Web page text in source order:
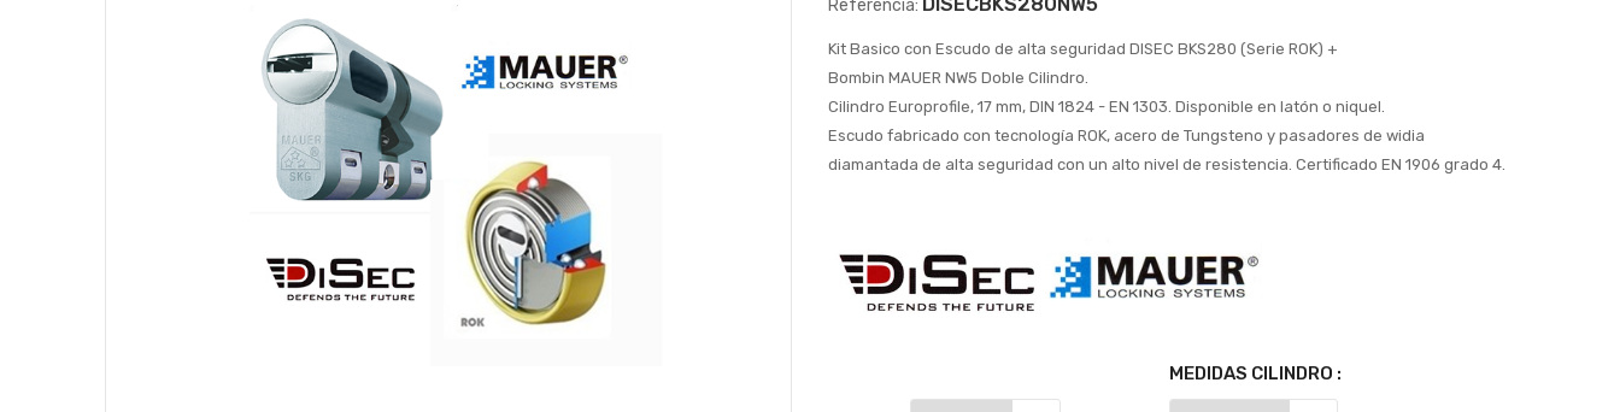
Referencia:
Kit Basico con Escudo de alta seguridad DISEC BKS280 (Serie ROK) +
Bombin MAUER NW5 Doble Cilindro.
Cilindro Europrofile, 17 mm, DIN 1824 - EN 1303. Disponible en latón o niquel.
Escudo fabricado con tecnología ROK, acero de Tungsteno y pasadores de widia
diamantada de alta seguridad con un alto nivel de resistencia. Certificado EN 1906 grado 4.
MEDIDAS CILINDRO :